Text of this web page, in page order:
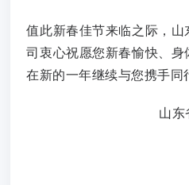
值此新春佳节来临之际，
司衷心祝愿您新春愉快、
在新的一年继续与您携手同
山东